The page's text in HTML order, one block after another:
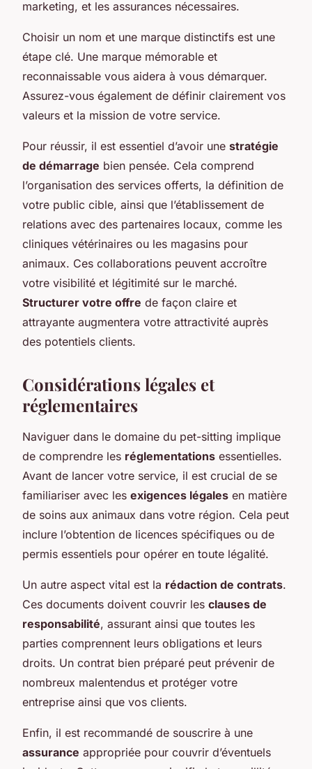
marketing, et les assurances nécessaires.
Choisir un nom et une marque distinctifs est une
étape clé. Une marque mémorable et
reconnaissable vous aidera à vous démarquer.
Assurez-vous également de définir clairement vos
valeurs et la mission de votre service.
Pour réussir, il est essentiel d’avoir une stratégie
de démarrage bien pensée. Cela comprend
l’organisation des services offerts, la définition de
votre public cible, ainsi que l’établissement de
relations avec des partenaires locaux, comme les
cliniques vétérinaires ou les magasins pour
animaux. Ces collaborations peuvent accroître
votre visibilité et légitimité sur le marché.
Structurer votre offre de façon claire et
attrayante augmentera votre attractivité auprès
des potentiels clients.
Considérations légales et
réglementaires
Naviguer dans le domaine du pet-sitting implique
de comprendre les réglementations essentielles.
Avant de lancer votre service, il est crucial de se
familiariser avec les exigences légales en matière
de soins aux animaux dans votre région. Cela peut
inclure l’obtention de licences spécifiques ou de
permis essentiels pour opérer en toute légalité.
Un autre aspect vital est la rédaction de contrats.
Ces documents doivent couvrir les clauses de
responsabilité, assurant ainsi que toutes les
parties comprennent leurs obligations et leurs
droits. Un contrat bien préparé peut prévenir de
nombreux malentendus et protéger votre
entreprise ainsi que vos clients.
Enfin, il est recommandé de souscrire à une
assurance appropriée pour couvrir d’éventuels